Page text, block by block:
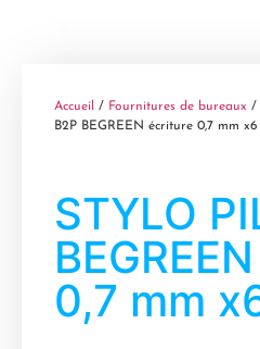
Accueil / Fournitures de bureaux /
B2P BEGREEN écriture 0,7 mm
STYLO
0,7 mm